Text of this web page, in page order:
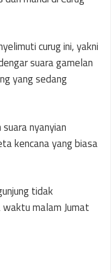
curug ini, yakni
suara gamelan
yang sedang
nyanyian
kencana yang biasa
tidak
malam Jumat